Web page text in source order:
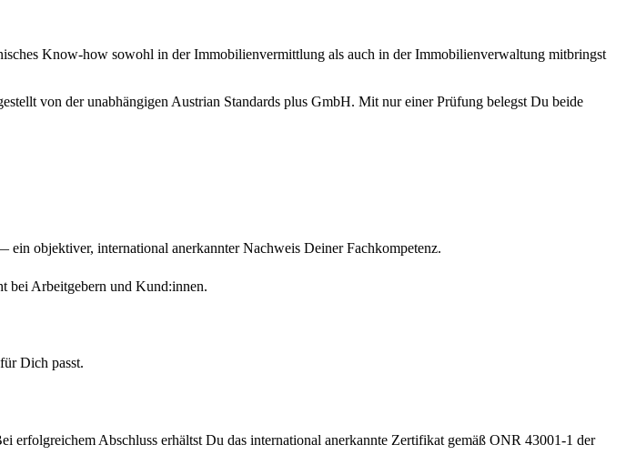
Know-how sowohl in der Immobilienvermittlung als auch in der Immobilienverwaltung mitbringst
von der unabhängigen Austrian Standards plus GmbH. Mit nur einer Prüfung belegst Du beide
objektiver, international anerkannter Nachweis Deiner Fachkompetenz.
Arbeitgebern und Kund:innen.
Dich passt.
Abschluss erhältst Du das international anerkannte Zertifikat gemäß ONR 43001-1 der